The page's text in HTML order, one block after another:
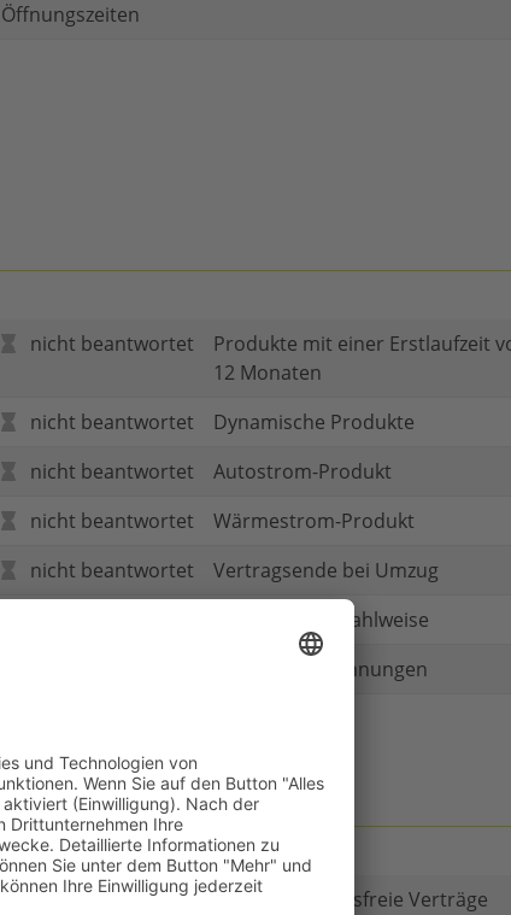
Öffnungszeiten
nicht beantwortet
Produkte mit einer Erstlaufzeit
12 Monaten
nicht beantwortet
Dynamische Produkte
nicht beantwortet
Autostrom-Produkt
nicht beantwortet
Wärmestrom-Produkt
nicht beantwortet
Vertragsende bei Umzug
Mehr als eine Zahlweise
Gedruckte Rechnungen
nicht beantwortet
Gibt es Kautionsfreie Verträge